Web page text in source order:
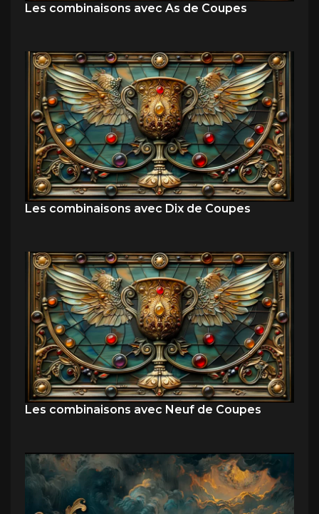
Les combinaisons avec As de Coupes
Les combinaisons avec Dix de Coupes
Les combinaisons avec Neuf de Coupes